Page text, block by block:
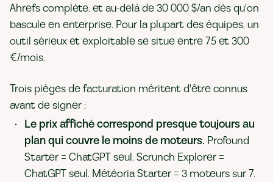
Ahrefs complète, et au-delà de 30 000 $/an dès qu'on
bascule en enterprise. Pour la plupart des équipes, un
outil sérieux et exploitable se situe entre 75 et 300
€/mois.
Trois pièges de facturation méritent d'être connus
avant de signer :
Le prix affiché correspond presque toujours au
plan qui couvre le moins de moteurs. Profound
Starter = ChatGPT seul. Scrunch Explorer =
ChatGPT seul. Météoria Starter = 3 moteurs sur 7.